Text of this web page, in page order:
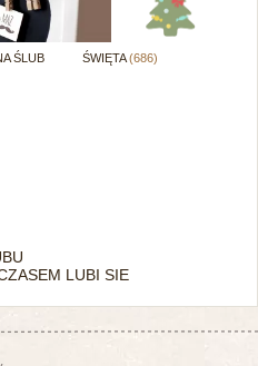
ŚLUB
ŚWIĘTA(686)
LUBI SIE